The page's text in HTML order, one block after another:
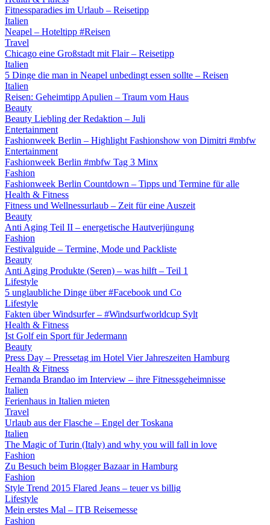
Fitnessparadies im Urlaub – Reisetipp
Italien
Neapel – Hoteltipp #Reisen
Travel
Chicago eine Großstadt mit Flair – Reisetipp
Italien
5 Dinge die man in Neapel unbedingt essen sollte – Reisen
Italien
Reisen: Geheimtipp Apulien – Traum vom Haus
Beauty
Beauty Liebling der Redaktion – Juli
Entertainment
Fashionweek Berlin – Highlight Fashionshow von Dimitri #mbfw
Entertainment
Fashionweek Berlin #mbfw Tag 3 Minx
Fashion
Fashionweek Berlin Countdown – Tipps und Termine für alle
Health & Fitness
Fitness und Wellnessurlaub – Zeit für eine Auszeit
Beauty
Anti Aging Teil II – energetische Hautverjüngung
Fashion
Festivalguide – Termine, Mode und Packliste
Beauty
Anti Aging Produkte (Seren) – was hilft – Teil 1
Lifestyle
5 unglaubliche Dinge über #Facebook und Co
Lifestyle
Fakten über Windsurfer – #Windsurfworldcup Sylt
Health & Fitness
Ist Golf ein Sport für Jedermann
Beauty
Press Day – Pressetag im Hotel Vier Jahreszeiten Hamburg
Health & Fitness
Fernanda Brandao im Interview – ihre Fitnessgeheimnisse
Italien
Ferienhaus in Italien mieten
Travel
Urlaub aus der Flasche – Engel der Toskana
Italien
The Magic of Turin (Italy) and why you will fall in love
Fashion
Zu Besuch beim Blogger Bazaar in Hamburg
Fashion
Style Trend 2015 Flared Jeans – teuer vs billig
Lifestyle
Mein erstes Mal – ITB Reisemesse
Fashion